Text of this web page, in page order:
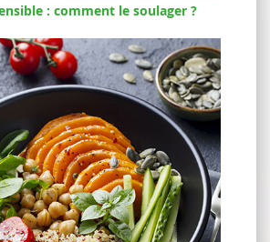
: comment le soulager ?